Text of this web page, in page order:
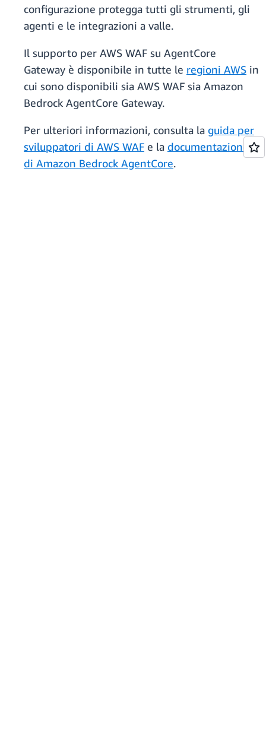
configurazione protegga tutti gli strumenti, gli
agenti e le integrazioni a valle.
Il supporto per AWS WAF su AgentCore
Gateway è disponibile in tutte le regioni AWS in
cui sono disponibili sia AWS WAF sia Amazon
Bedrock AgentCore Gateway.
Per ulteriori informazioni, consulta la guida per
sviluppatori di AWS WAF e la documentazione
di Amazon Bedrock AgentCore.